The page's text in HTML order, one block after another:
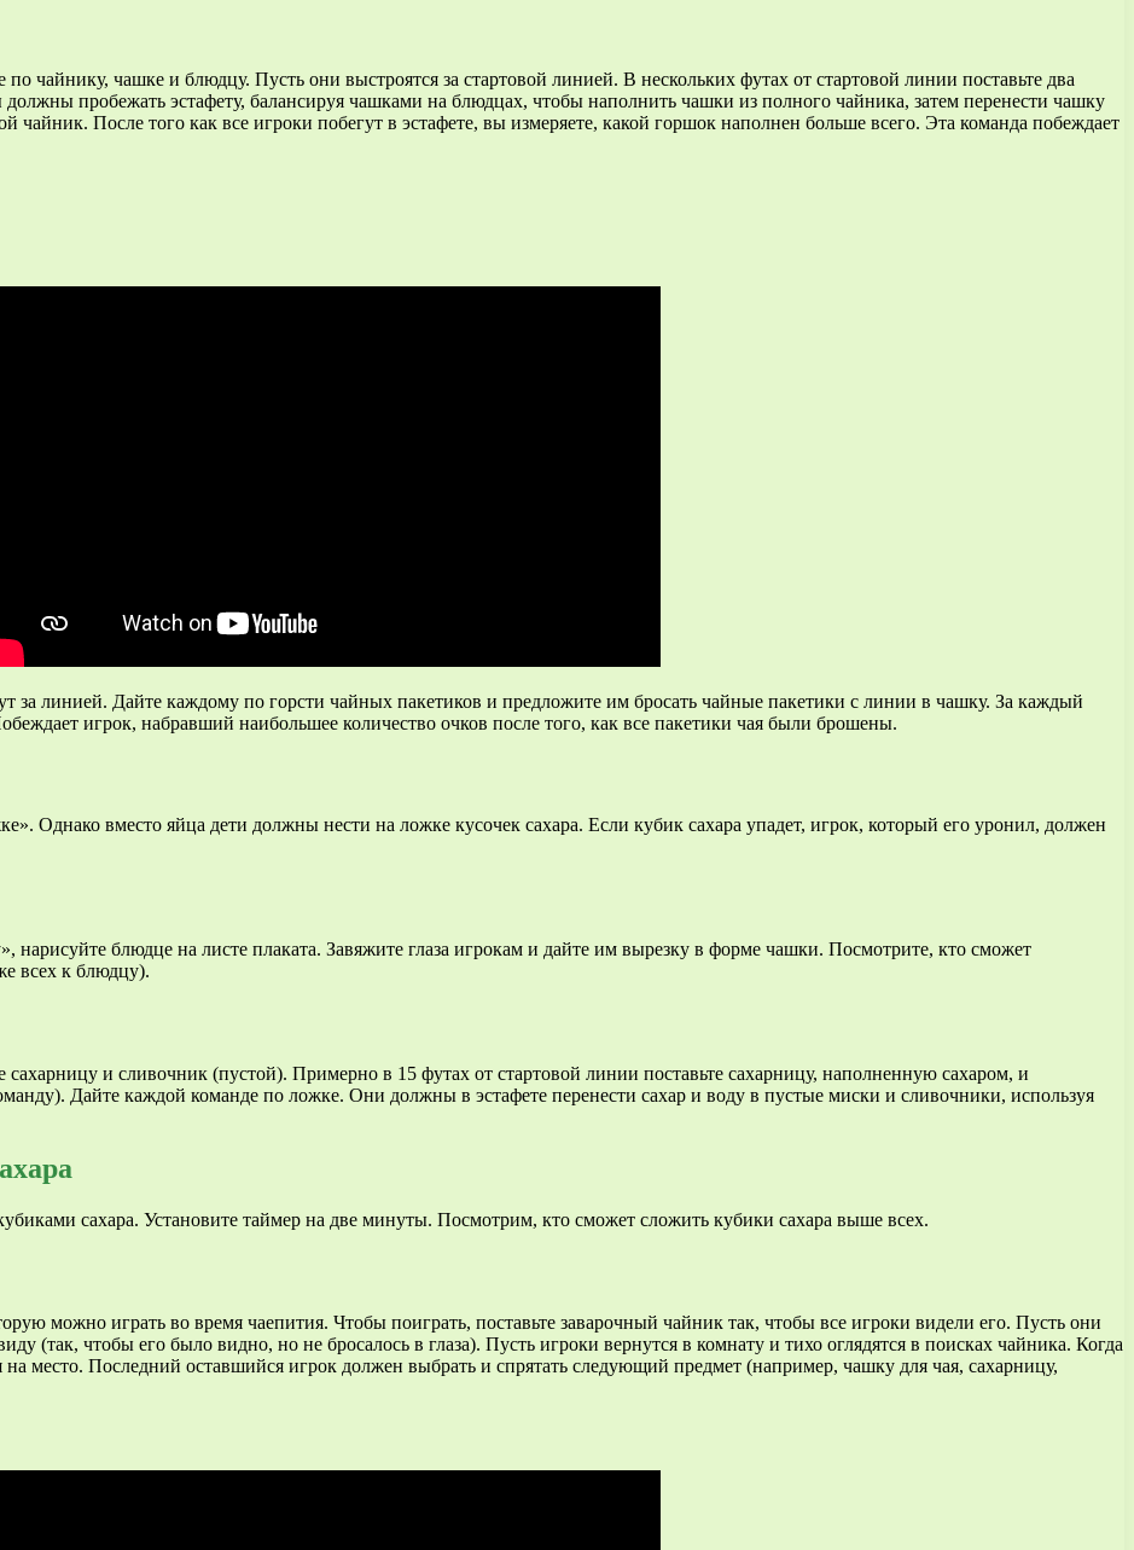
чайнику, чашке и блюдцу. Пусть они выстроятся за стартовой линией. В нескольких футах от стартовой линии поставьте два
пробежать эстафету, балансируя чашками на блюдцах, чтобы наполнить чашки из полного чайника, затем перенести чашку
чайник. После того как все игроки побегут в эстафете, вы измеряете, какой горшок наполнен больше всего. Эта команда побеждает
за линией. Дайте каждому по горсти чайных пакетиков и предложите им бросать чайные пакетики с линии в чашку. За каждый
игрок, набравший наибольшее количество очков после того, как все пакетики чая были брошены.
Однако вместо яйца дети должны нести на ложке кусочек сахара. Если кубик сахара упадет, игрок, который его уронил, должен
блюдце на листе плаката. Завяжите глаза игрокам и дайте им вырезку в форме чашки. Посмотрите, кто сможет
всех к блюдцу).
и сливочник (пустой). Примерно в 15 футах от стартовой линии поставьте сахарницу, наполненную сахаром, и
Дайте каждой команде по ложке. Они должны в эстафете перенести сахар и воду в пустые миски и сливочники, используя
сахара. Установите таймер на две минуты. Посмотрим, кто сможет сложить кубики сахара выше всех.
можно играть во время чаепития. Чтобы поиграть, поставьте заварочный чайник так, чтобы все игроки видели его. Пусть они
(так, чтобы его было видно, но не бросалось в глаза). Пусть игроки вернутся в комнату и тихо оглядятся в поисках чайника. Когда
место. Последний оставшийся игрок должен выбрать и спрятать следующий предмет (например, чашку для чая, сахарницу,